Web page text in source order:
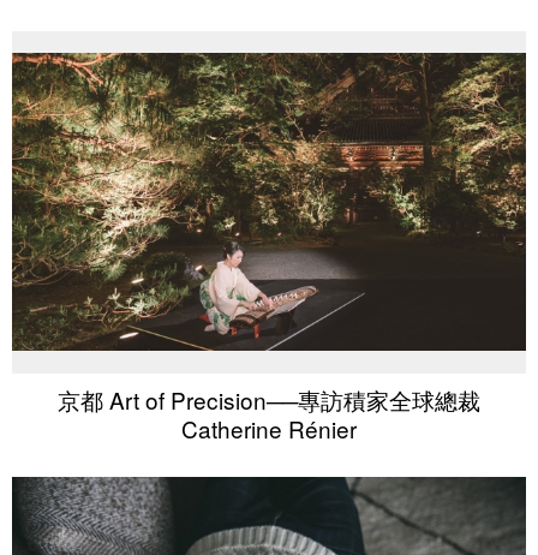
京都 Art of Precision──專訪積家全球總裁
Catherine Rénier